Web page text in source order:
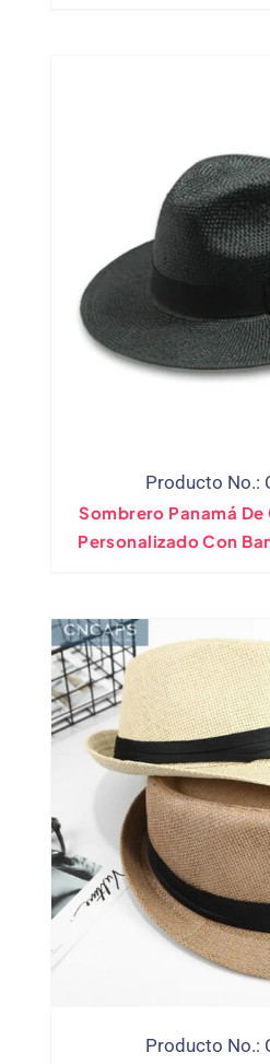
Producto No.:
Sombrero Panamá De
Personalizado Con
Producto No.: